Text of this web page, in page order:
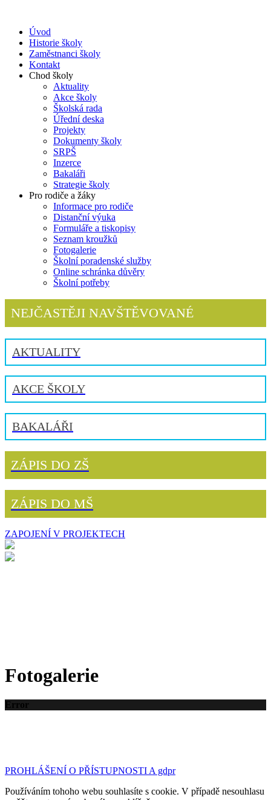
Úvod
Historie školy
Zaměstnanci školy
Kontakt
Chod školy
Aktuality
Akce školy
Školská rada
Úřední deska
Projekty
Dokumenty školy
SRPŠ
Inzerce
Bakaláři
Strategie školy
Pro rodiče a žáky
Informace pro rodiče
Distanční výuka
Formuláře a tiskopisy
Seznam kroužků
Fotogalerie
Školní poradenské služby
Online schránka důvěry
Školní potřeby
NEJČASTĚJI NAVŠTĚVOVANÉ
AKTUALITY
AKCE ŠKOLY
BAKALÁŘI
ZÁPIS DO ZŠ
ZÁPIS DO MŠ
ZAPOJENÍ V PROJEKTECH
Fotogalerie
Error
PROHLÁŠENÍ O PŘÍSTUPNOSTI A gdpr
Používáním tohoho webu souhlasíte s cookie. V případě nesouhlasu